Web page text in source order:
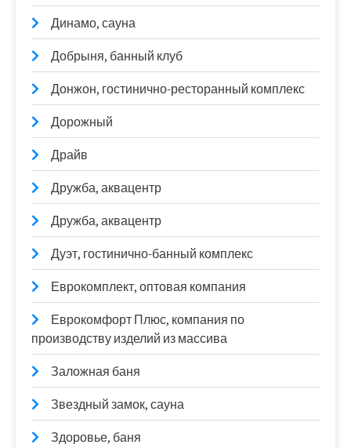
Динамо, сауна
Добрыня, банный клуб
Донжон, гостинично-ресторанный комплекс
Дорожный
Драйв
Дружба, аквацентр
Дружба, аквацентр
Дуэт, гостинично-банный комплекс
Еврокомплект, оптовая компания
Еврокомфорт Плюс, компания по
производству изделий из массива
Заложная баня
Звездный замок, сауна
Здоровье, баня